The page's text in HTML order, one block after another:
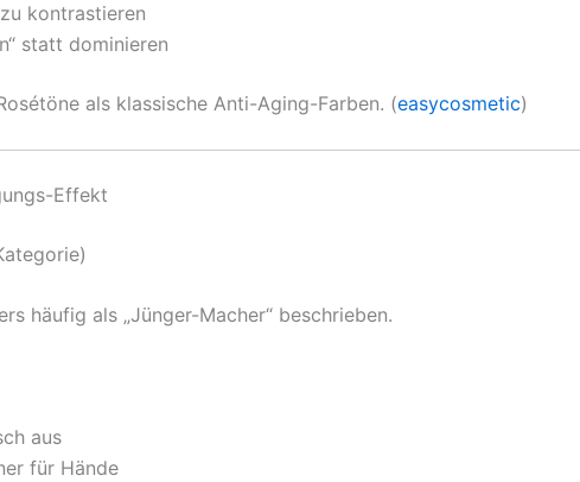
kontrastieren
statt dominieren
als klassische Anti-Aging-Farben. (easycosmetic)
Effekt
häufig als „Jünger-Macher“ beschrieben.
aus
für Hände